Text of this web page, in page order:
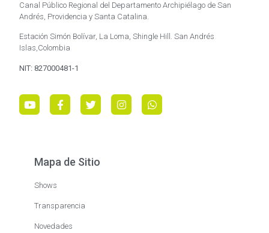
Canal Público Regional del Departamento Archipiélago de San
Andrés, Providencia y Santa Catalina.
Estación Simón Bolívar, La Loma, Shingle Hill. San Andrés
Islas,Colombia
NIT: 827000481-1
Mapa de Sitio
Shows
Transparencia
Novedades